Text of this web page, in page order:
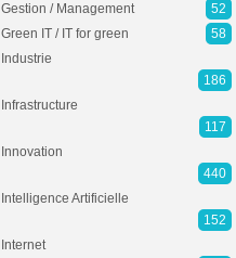
Gestion / Management
52
Green IT / IT for green
58
Industrie
186
Infrastructure
117
Innovation
440
Intelligence Artificielle
152
Internet